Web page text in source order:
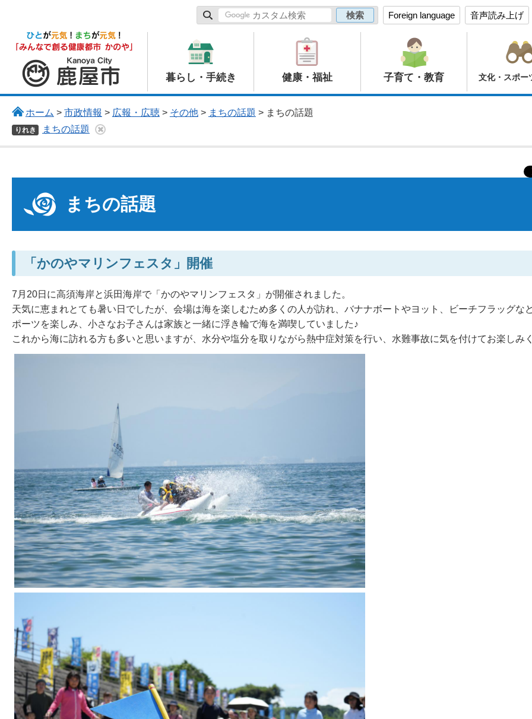
Foreign language 音声読み上げ
鹿屋市
暮らし・手続き 健康・福祉 子育て・教育 文化・スポー
ホーム > 市政情報 > 広報・広聴> その他> まちの話題 > まちの話題
りれき まちの話題
まちの話題
「かのやマリンフェスタ」開催
7月20日に高須海岸と浜田海岸で「かのやマリンフェスタ」が開催されました。
天気に恵まれとても暑い日でしたが、会場は海を楽しむため多くの人が訪れ、バナナボートやヨット、ビーチフラッグな
ポーツを楽しみ、小さなお子さんは家族と一緒に浮き輪で海を満喫していました♪
これから海に訪れる方も多いと思いますが、水分や塩分を取りながら熱中症対策を行い、水難事故に気を付けてお楽しみ